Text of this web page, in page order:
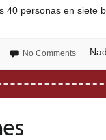
40 personas en siete
No Comments